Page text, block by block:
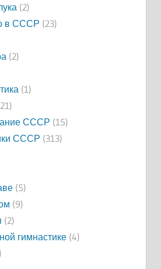
(2)
в СССР (23)
(2)
(1)
СССР (15)
СССР (313)
(5)
(9)
(2)
гимнастике(4)